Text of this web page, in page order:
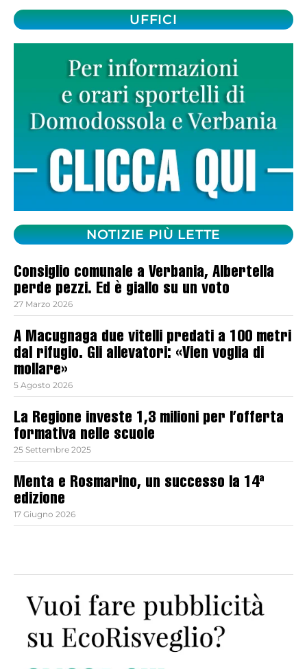
UFFICI
NOTIZIE PIÙ LETTE
Consiglio comunale a Verbania, Albertella
perde pezzi. Ed è giallo su un voto
27 Marzo 2026
A Macugnaga due vitelli predati a 100 metri
dal rifugio. Gli allevatori: «Vien voglia di
mollare»
5 Agosto 2026
La Regione investe 1,3 milioni per l’offerta
formativa nelle scuole
25 Settembre 2025
Menta e Rosmarino, un successo la 14ª
edizione
17 Giugno 2026